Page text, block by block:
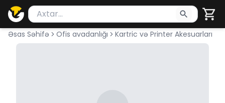
Məhsul axtar
Axtarış üçün ən azı 2 simvol yazın. Göndərmək
Əsas Səhifə Ofis avadanlığı Kartric və Printer Akesuarları